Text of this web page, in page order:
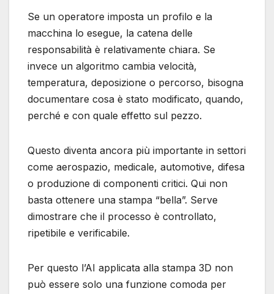
Se un operatore imposta un profilo e la
macchina lo esegue, la catena delle
responsabilità è relativamente chiara. Se
invece un algoritmo cambia velocità,
temperatura, deposizione o percorso, bisogna
documentare cosa è stato modificato, quando,
perché e con quale effetto sul pezzo.
Questo diventa ancora più importante in settori
come aerospazio, medicale, automotive, difesa
o produzione di componenti critici. Qui non
basta ottenere una stampa “bella”. Serve
dimostrare che il processo è controllato,
ripetibile e verificabile.
Per questo l’AI applicata alla stampa 3D non
può essere solo una funzione comoda per